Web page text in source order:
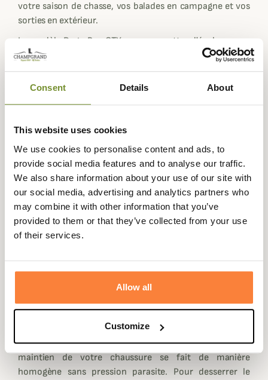
Consent Details About
This website uses cookies
We use cookies to personalise content and ads, to
provide social media features and to analyse our traffic.
We also share information about your use of our site with
our social media, advertising and analytics partners who
may combine it with other information that you’ve
provided to them or that they’ve collected from your use
of their services.
Allow all
Customize
votre saison de chasse, vos balades en campagne et vos
sorties en extérieur.
Le modèle Dogo Boa GTX vous permettra d'évoluer avec
un grand confort aussi bien en terrain accidenté, en
plaine ou encore en forêt.
Les chaussures Chiruca Dogo Boa GTX sont
confectionnées dans le très solide cuir grainé hydrofuge
cheville et le bas du mollet pour vos longues journées de
chasse.
Elles sont dotées de la très reconnue membrane Gore-
Tex, vous assurant une étanchéité totale et à la fois une
respirabilité lors d'une chasse active ou d'une longue
marche.
relativement rigide mais vous procure un confort
d'utilisation accru.
Le système de laçage rapide Boa, dont la réputation n'est
plus à faire, vous assure un serrage au millimètre près, le
maintien de votre chaussure se fait de manière
homogène sans pression parasite. Pour desserrer le